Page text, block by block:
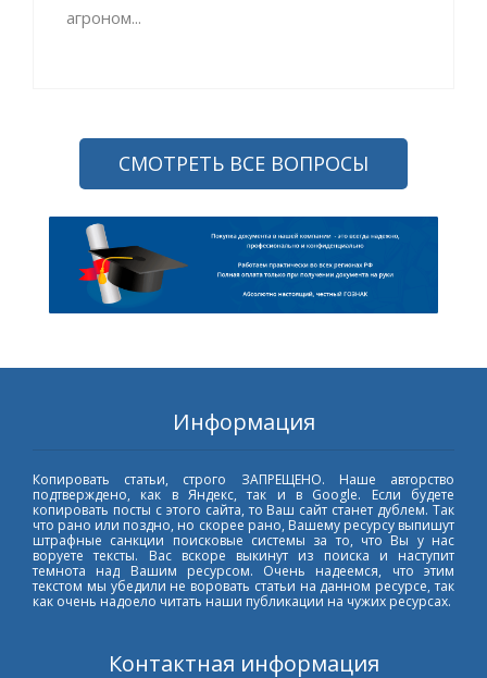
агроном...
СМОТРЕТЬ ВСЕ ВОПРОСЫ
Информация
Копировать статьи, строго ЗАПРЕЩЕНО. Наше авторство
подтверждено, как в Яндекс, так и в Google. Если будете
копировать посты с этого сайта, то Ваш сайт станет дублем. Так
что рано или поздно, но скорее рано, Вашему ресурсу выпишут
штрафные санкции поисковые системы за то, что Вы у нас
воруете тексты. Вас вскоре выкинут из поиска и наступит
темнота над Вашим ресурсом. Очень надеемся, что этим
текстом мы убедили не воровать статьи на данном ресурсе, так
как очень надоело читать наши публикации на чужих ресурсах.
Контактная информация